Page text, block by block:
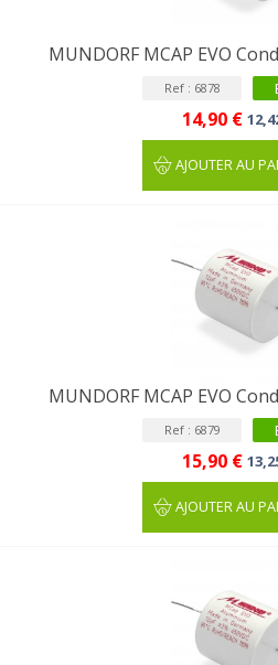
MUNDORF MCAP EVO
Ref : 6878
14,90 €
AJOUTER AU
MUNDORF MCAP EVO
Ref : 6879
15,90 €
AJOUTER AU